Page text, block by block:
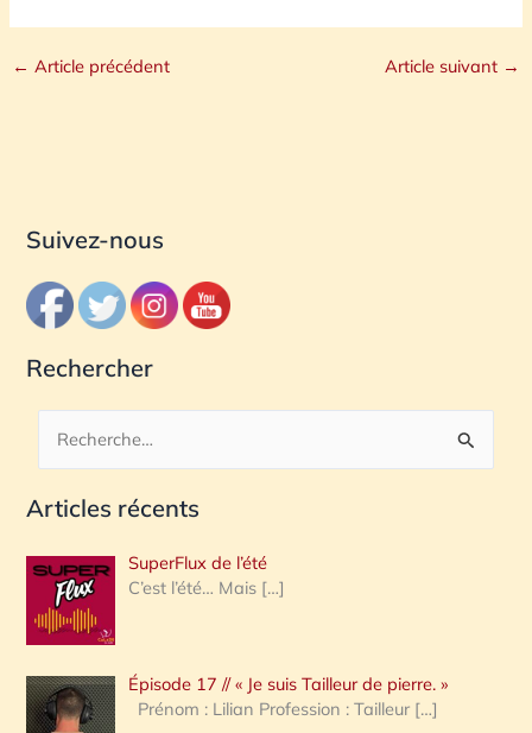
← Article précédent Article suivant →
Suivez-nous
Rechercher
c
e
r
c
h
e
Articles récents
SuperFlux de l’été
C’est l’été… Mais […]
Épisode 17 // « Je suis Tailleur de pierre. »
Prénom : Lilian Profession : Tailleur […]